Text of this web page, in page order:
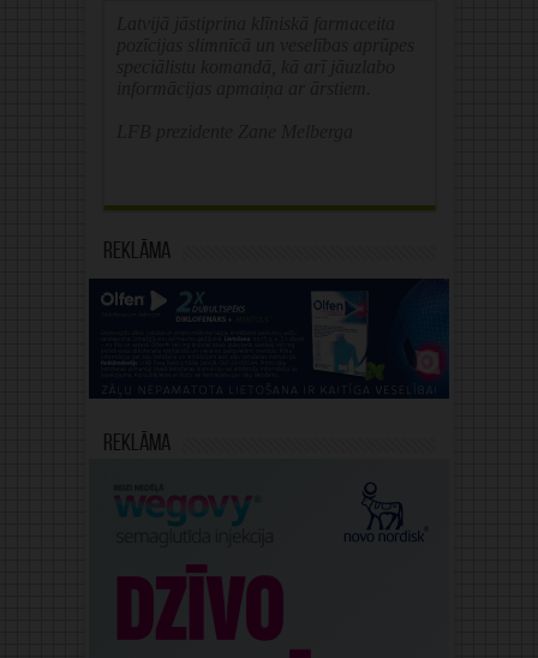
Reklāma
Reklāma